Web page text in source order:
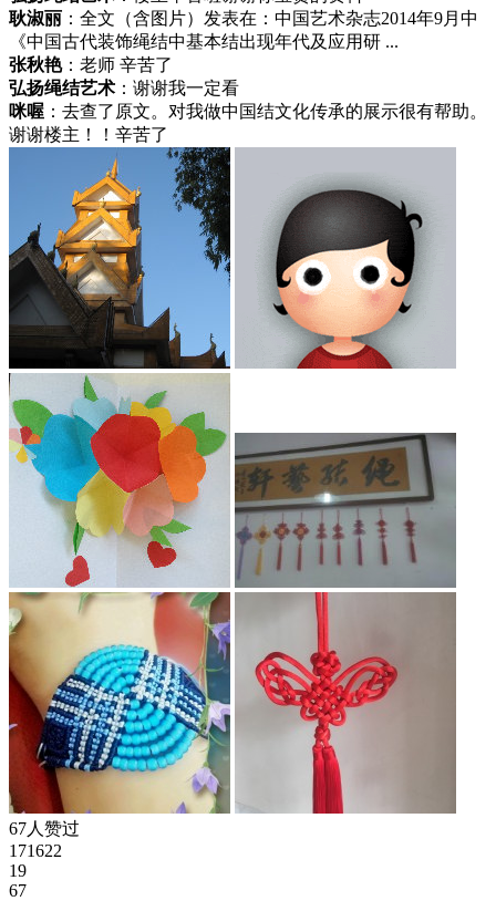
耿淑丽 ：全文（含图片）发表在：中国艺术杂志2014年9月中
《中国古代装饰绳结中基本结出现年代及应用研 ...
张秋艳：老师 辛苦了
弘扬绳结艺术 ：谢谢我一定看
咪喔 ：去查了原文。对我做中国结文化传承的展示很有帮助。
谢谢楼主！！辛苦了
67人赞过
171622
19
67